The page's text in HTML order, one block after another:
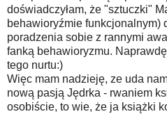
doświadczyłam, że "sztuczki"
behawioryźmie funkcjonalnym)
poradzenia sobie z rannymi
fanką behawioryzmu.
tego nurtu:)
Więc mam nadzieję, ze uda
nową pasją Jędrka - rwaniem
osobiście, to wie, że ja książki